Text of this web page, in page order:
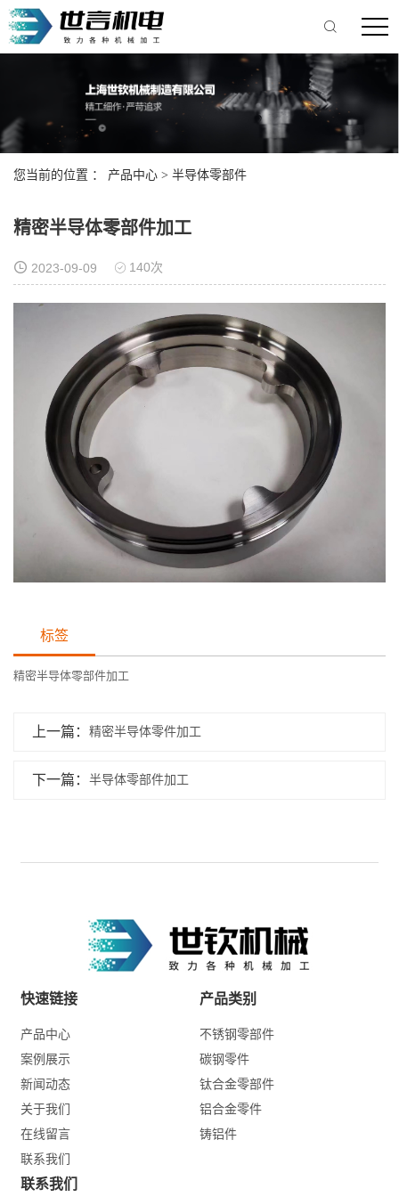
您当前的位置 ： 产品中心 > 半导体零部件
精密半导体零部件加工
2023-09-09 140次
标签
精密半导体零部件加工
上一篇： 精密半导体零件加工
下一篇： 半导体零部件加工
快速链接
产品中心
案例展示
新闻动态
关于我们
在线留言
联系我们
产品类别
不锈钢零部件
碳钢零件
钛合金零部件
铝合金零件
铸铝件
联系我们